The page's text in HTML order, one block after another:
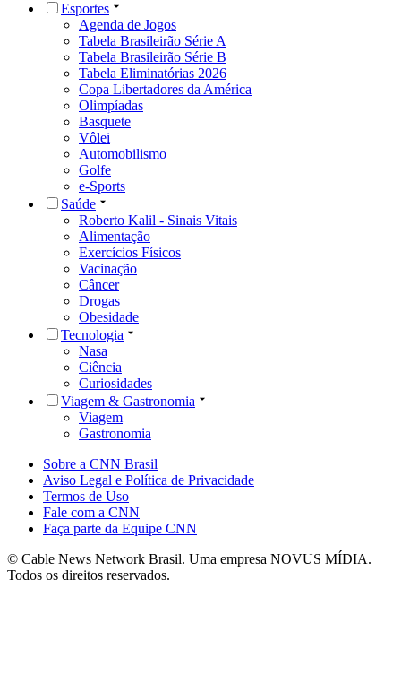
Esportes
Agenda de Jogos
Tabela Brasileirão Série A
Tabela Brasileirão Série B
Tabela Eliminatórias 2026
Copa Libertadores da América
Olimpíadas
Basquete
Vôlei
Automobilismo
Golfe
e-Sports
Saúde
Roberto Kalil - Sinais Vitais
Alimentação
Exercícios Físicos
Vacinação
Câncer
Drogas
Obesidade
Tecnologia
Nasa
Ciência
Curiosidades
Viagem & Gastronomia
Viagem
Gastronomia
Sobre a CNN Brasil
Aviso Legal e Política de Privacidade
Termos de Uso
Fale com a CNN
Faça parte da Equipe CNN
© Cable News Network Brasil. Uma empresa NOVUS MÍDIA.
Todos os direitos reservados.